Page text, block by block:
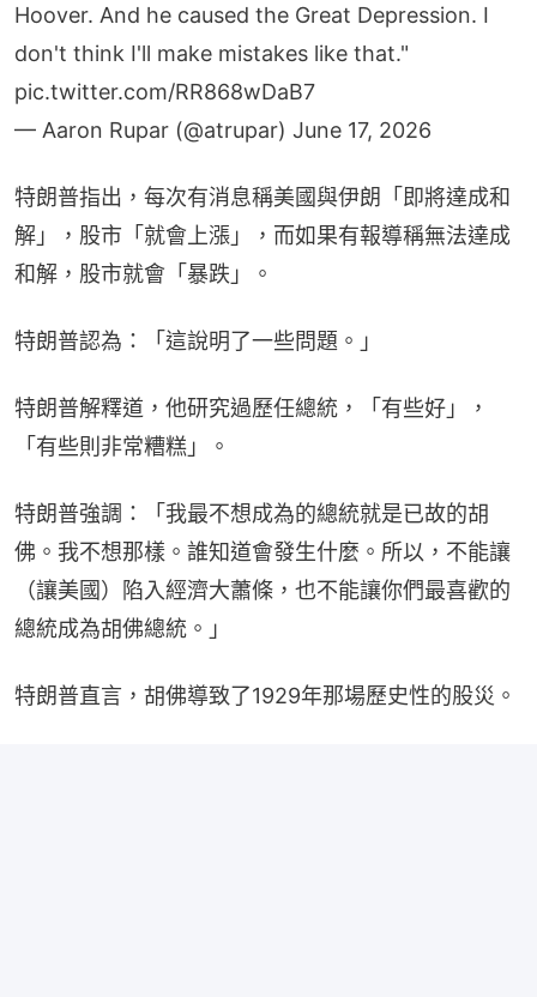
Hoover. And he caused the Great Depression. I
don't think I'll make mistakes like that."
pic.twitter.com/RR868wDaB7
— Aaron Rupar (@atrupar) June 17, 2026
特朗普指出，每次有消息稱美國與伊朗「即將達成和
解」，股市「就會上漲」，而如果有報導稱無法達成
和解，股市就會「暴跌」。
特朗普認為：「這說明了一些問題。」
特朗普解釋道，他研究過歷任總統，「有些好」，
「有些則非常糟糕」。
特朗普強調：「我最不想成為的總統就是已故的胡
佛。我不想那樣。誰知道會發生什麼。所以，不能讓
（讓美國）陷入經濟大蕭條，也不能讓你們最喜歡的
總統成為胡佛總統。」
特朗普直言，胡佛導致了1929年那場歷史性的股災。